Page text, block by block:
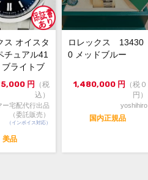
クラスプ
感じられない大変キレイな状態で
本体にラッピングがされております
リューズを操作しての動作確認や、
認が出来ておりませんので、予めご
販売限定の為、実物確認や店舗への
ス オイスタ
チュアル41
ライトブ
年...
円
（税
込）
ー宅配代行出品
（委託販売）
（インボイス対応）
美品
ロレックス 13430
0 メッドブルー
1,480,000 円
（税０
円）
yoshihiro
国内正規品